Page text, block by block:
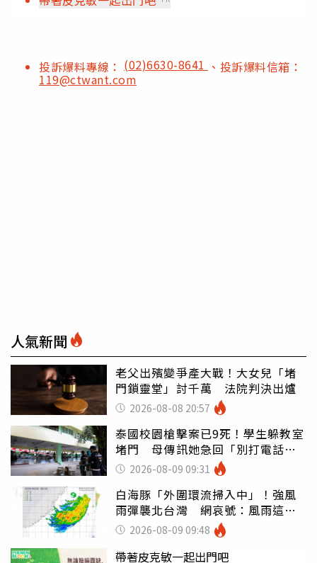
投訴爆料專線： (02)6630-8641 、投訴爆料信箱：
119@ctwant.com
人氣新聞
老父出殯變爭產大戰！大女兒「堵
門鎖靈堂」討千萬 法院判決出爐
2026-08-08 20:57
泰國校園槍擊案已9死！學生躲教室
堵門 母傳訊她急回「別打電話怕
鈴響」
2026-08-09 09:31
白海豚「外圍環流掃入中」！強風
雨彈襲北台灣 網哀號：風雨這麼
大還不放假
2026-08-09 09:48
帶著皮克敏一起出門吧